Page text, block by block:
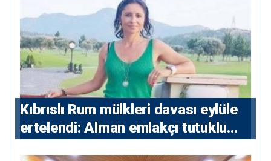
Kıbrıslı Rum mülkleri davası eylüle
ertelendi: Alman emlakçı tutuklu